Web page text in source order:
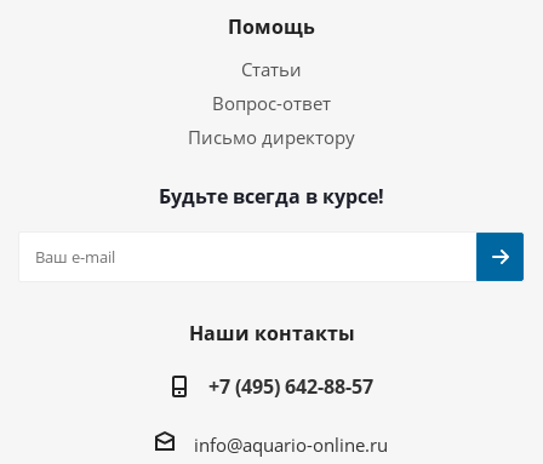
Помощь
Статьи
Вопрос-ответ
Письмо директору
Будьте всегда в курсе!
Наши контакты
+7 (495) 642-88-57
info@aquario-online.ru